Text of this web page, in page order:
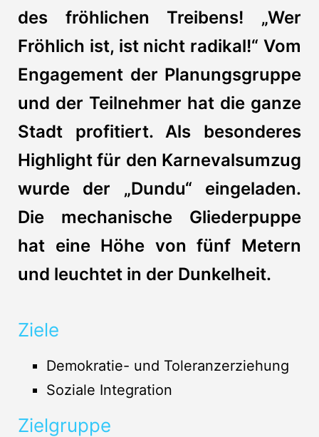
des fröhlichen Treibens! „Wer
Fröhlich ist, ist nicht radikal!“ Vom
Engagement der Planungsgruppe
und der Teilnehmer hat die ganze
Stadt profitiert. Als besonderes
Highlight für den Karnevalsumzug
wurde der „Dundu“ eingeladen.
Die mechanische Gliederpuppe
hat eine Höhe von fünf Metern
und leuchtet in der Dunkelheit.
Ziele
Demokratie- und Toleranzerziehung
Soziale Integration
Zielgruppe